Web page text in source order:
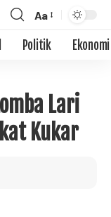
Aa
Politik Ekonomi
Lari
Kukar